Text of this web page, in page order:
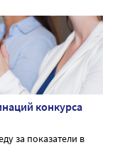
конкурса
за показатели в